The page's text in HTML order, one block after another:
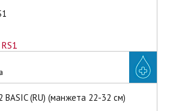
BASIC (RU) (манжета 22-32 см)